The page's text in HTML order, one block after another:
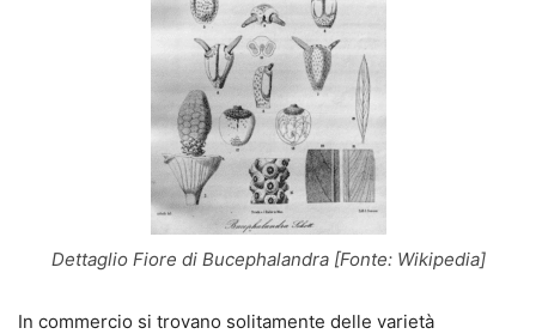
Dettaglio Fiore di Bucephalandra [Fonte: Wikipedia]
In commercio si trovano solitamente delle varietà